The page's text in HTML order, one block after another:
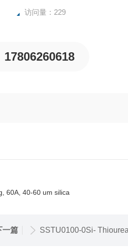
访问量：229
17806260618
60A, 40-60 um silica
一篇 SSTU0100-0Si-